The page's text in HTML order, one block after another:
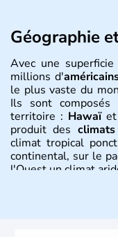
Géographie
Avec une
millions d'
le plus vaste du
Ils sont
territoire : Hawaïet
produit des
climat tropical
continental, sur le
l'Ouest un climat